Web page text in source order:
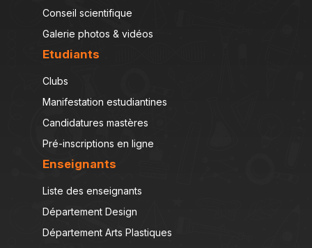
Conseil scientifique
Galerie photos & vidéos
Etudiants
Clubs
Manifestation estudiantines
Candidatures mastères
Pré-inscriptions en ligne
Enseignants
Liste des enseignants
Département Design
Département Arts Plastiques